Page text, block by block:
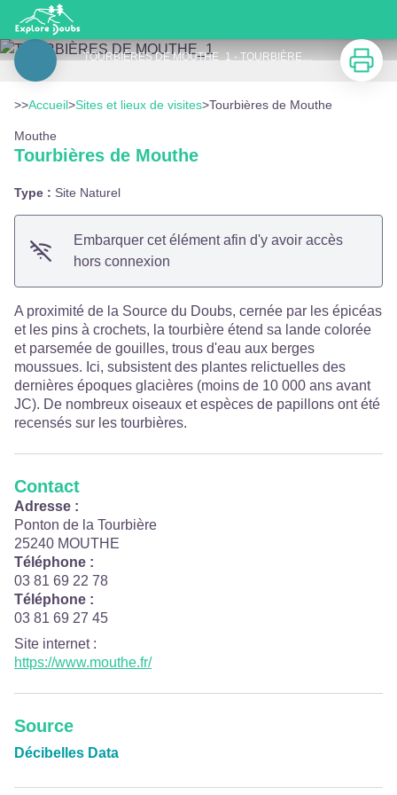
Tourbières de Mouthe
TOURBIÈRES DE MOUTHE_1 - TOURBIÈRES DE MOUTHE
Voir l'image en plein écran
Imprimer
>>Accueil>Sites et lieux de visites>Tourbières de Mouthe
Mouthe
Tourbières de Mouthe
Type : Site Naturel
Embarquer cet élément afin d'y avoir accès
hors connexion
A proximité de la Source du Doubs, cernée par les épicéas
et les pins à crochets, la tourbière étend sa lande colorée
et parsemée de gouilles, trous d'eau aux berges
moussues. Ici, subsistent des plantes relictuelles des
dernières époques glacières (moins de 10 000 ans avant
JC). De nombreux oiseaux et espèces de papillons ont été
recensés sur les tourbières.
Contact
Adresse :
Ponton de la Tourbière
25240 MOUTHE
Téléphone :
03 81 69 22 78
Téléphone :
03 81 69 27 45
Site internet:
https://www.mouthe.fr/
Source
Décibelles Data